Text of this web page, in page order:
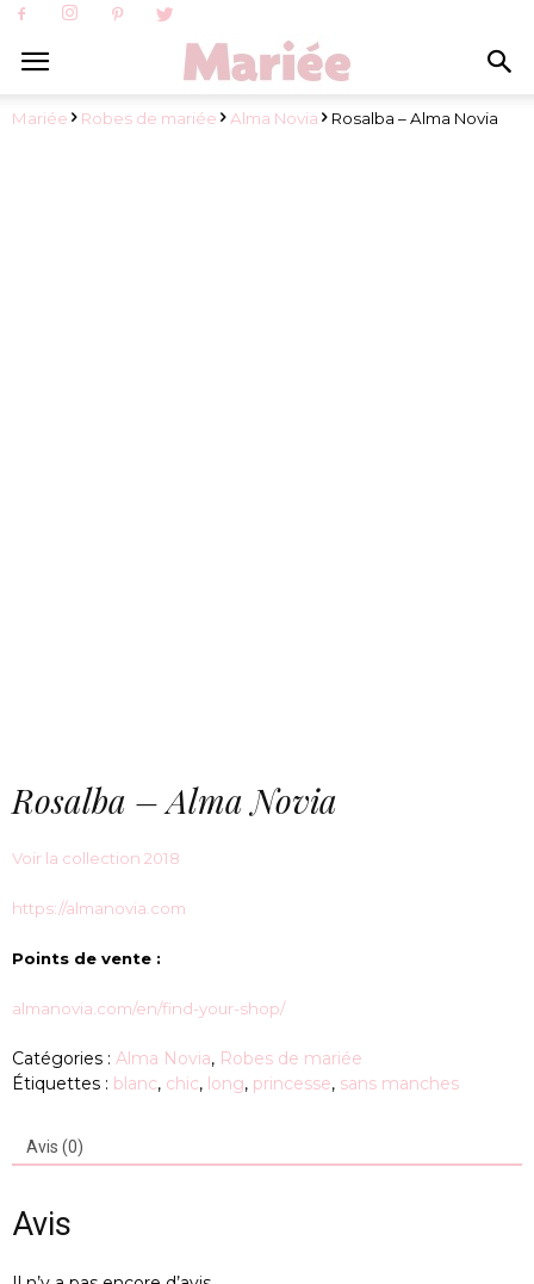
Mariée Robes de mariée Alma Novia Rosalba – Alma Novia
Rosalba – Alma Novia
Voir la collection 2018
https://almanovia.com
Points de vente :
almanovia.com/en/find-your-shop/
Catégories : Alma Novia, Robes de mariée
Étiquettes : blanc, chic, long, princesse, sans manches
Avis (0)
Avis